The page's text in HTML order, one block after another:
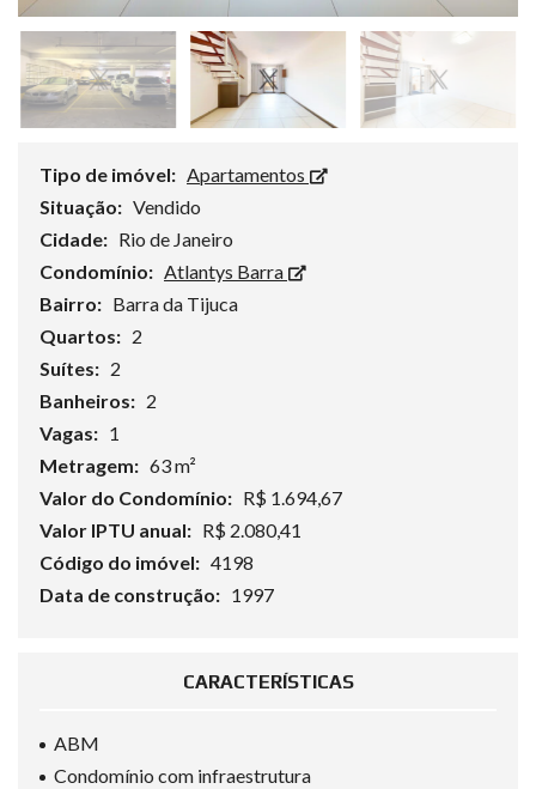
Tipo de imóvel: Apartamentos
Situação: Vendido
Cidade: Rio de Janeiro
Condomínio: Atlantys Barra
Bairro: Barra da Tijuca
Quartos: 2
Suítes: 2
Banheiros: 2
Vagas: 1
Metragem: 63 m²
Valor do Condomínio: R$ 1.694,67
Valor IPTU anual: R$ 2.080,41
Código do imóvel: 4198
Data de construção: 1997
CARACTERÍSTICAS
ABM
Condomínio com infraestrutura